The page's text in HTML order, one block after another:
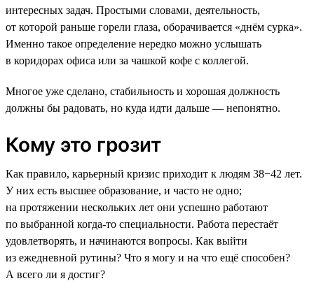
интересных задач. Простыми словами, деятельность,
от которой раньше горели глаза, оборачивается «днём сурка».
Именно такое определение нередко можно услышать
в коридорах офиса или за чашкой кофе с коллегой.
Многое уже сделано, стабильность и хорошая должность
должны бы радовать, но куда идти дальше — непонятно.
Кому это грозит
Как правило, карьерный кризис приходит к людям 38−42 лет.
У них есть высшее образование, и часто не одно;
на протяжении нескольких лет они успешно работают
по выбранной когда-то специальности. Работа перестаёт
удовлетворять, и начинаются вопросы. Как выйти
из ежедневной рутины? Что я могу и на что ещё способен?
А всего ли я достиг?